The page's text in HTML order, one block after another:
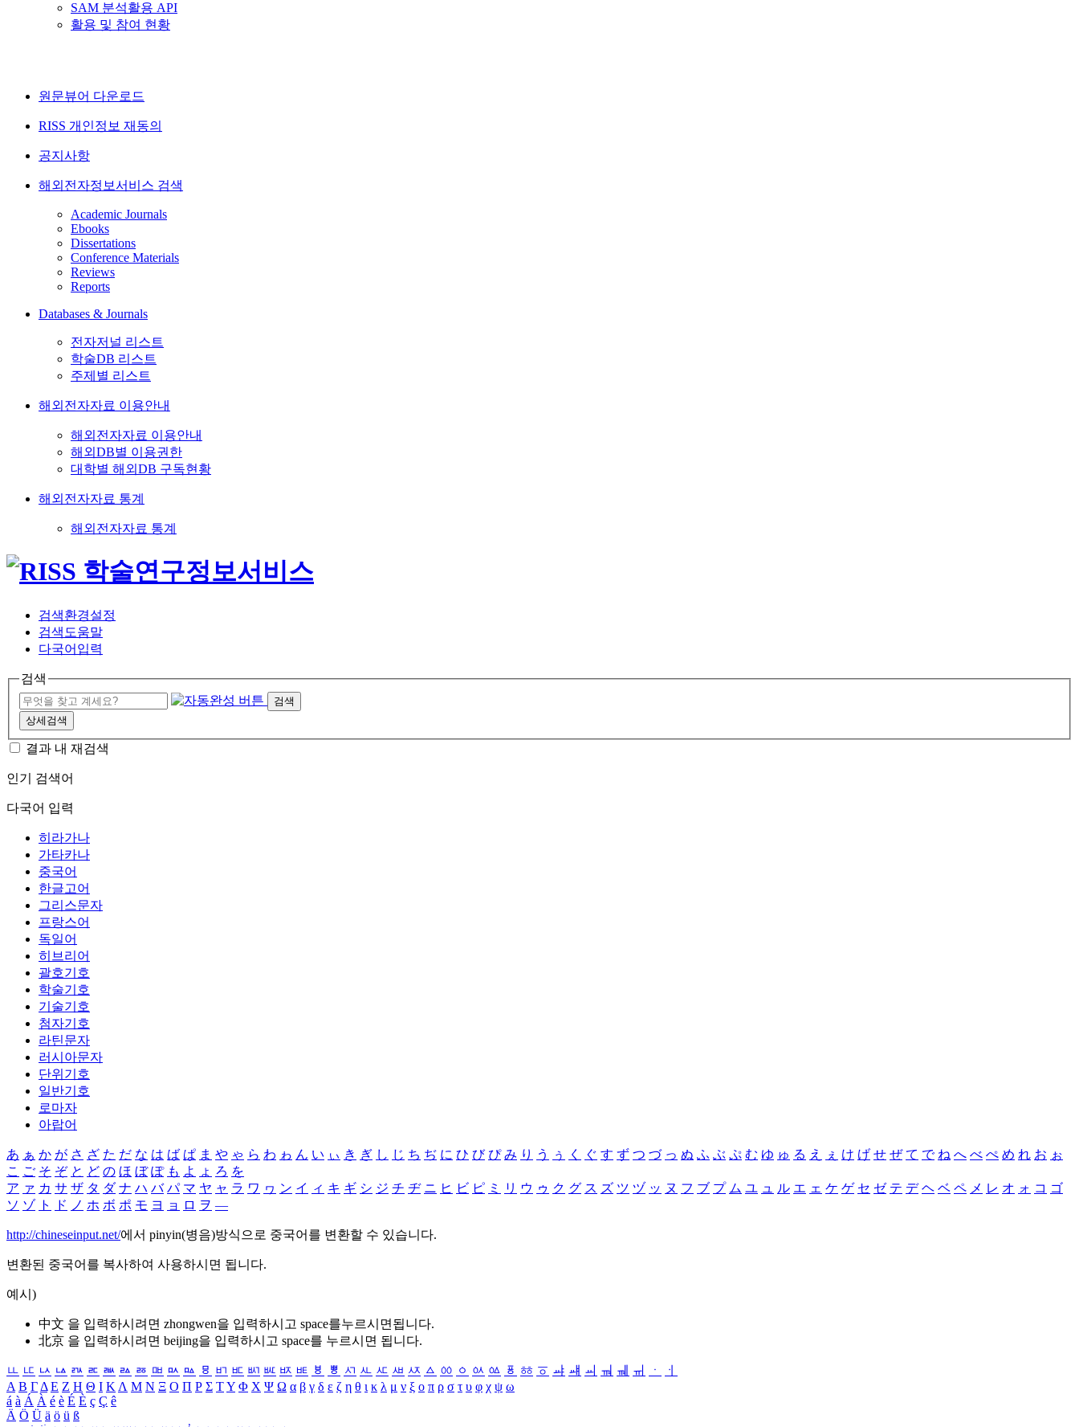
SAM 분석활용 API
활용 및 참여 현황
원문뷰어 다운로드
RISS 개인정보 재동의
공지사항
해외전자정보서비스 검색
Academic Journals
Ebooks
Dissertations
Conference Materials
Reviews
Reports
Databases & Journals
전자저널 리스트
학술DB 리스트
주제별 리스트
해외전자자료 이용안내
해외전자자료 이용안내
해외DB별 이용권한
대학별 해외DB 구독현황
해외전자자료 통계
해외전자자료 통계
검색환경설정
검색도움말
다국어입력
검색
검색
상세검색
결과 내 재검색
인기 검색어
다국어 입력
히라가나
가타카나
중국어
한글고어
그리스문자
프랑스어
독일어
히브리어
괄호기호
학술기호
기술기호
첨자기호
라틴문자
러시아문자
단위기호
일반기호
로마자
아랍어
あ ぁ か が さ ざ た だ な は ば ぱ ま や ゃ ら わ ゎ ん い ぃ き ぎ し じ ち ぢ に ひ び ぴ み り う ぅ く ぐ す ず つ づ っ ぬ ふ ぶ ぷ む ゆ ゅ る え ぇ け げ せ ぜ て で ね へ べ ぺ め れ お ぉ
こ ご そ ぞ と ど の ほ ぼ ぽ も よ ょ ろ を
ア ァ カ サ ザ タ ダ ナ ハ バ パ マ ヤ ャ ラ ワ ヮ ン イ ィ キ ギ シ ジ チ ヂ ニ ヒ ビ ピ ミ リ ウ ゥ ク グ ス ズ ツ ヅ ッ ヌ フ ブ プ ム ユ ュ ル エ ェ ケ ゲ セ ゼ テ デ ヘ ベ ペ メ レ オ ォ コ ゴ
ソ ゾ ト ド ノ ホ ボ ポ モ ヨ ョ ロ ヲ ―
http://chineseinput.net/에서 pinyin(병음)방식으로 중국어를 변환할 수 있습니다.
변환된 중국어를 복사하여 사용하시면 됩니다.
예시)
中文 을 입력하시려면 zhongwen을 입력하시고 space를누르시면됩니다.
北京 을 입력하시려면 beijing을 입력하시고 space를 누르시면 됩니다.
ㅥ ㅦ ㅧ ㅨ ㅩ ㅪ ㅫ ㅬ ㅭ ㅮ ㅯ ㅰ ㅱ ㅲ ㅳ ㅴ ㅵ ㅶ ㅷ ㅸ ㅹ ㅺ ㅻ ㅼ ㅽ ㅾ ㅿ ㆀ ㆁ ㆂ ㆃ ㆄ ㆅ ㆆ ㆇ ㆈ ㆉ ㆊ ㆋ ㆌ ㆍ
ㆎ
Α Β ΓΔ Ε Ζ Η Θ Ι ΚΛ Μ Ν Ξ Ο Π Ρ Σ ΤΥ Φ Χ Ψ Ω α β γ δ ε ζ η θ ι κ λ μ ν ξ ο π ρ σ τ υ φ χ ψ ω
á à Á À é è É È ç Ç ê
Ä Ö Ü ä ö ü ß